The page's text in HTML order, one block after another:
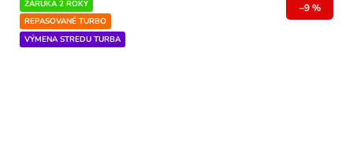
ZÁRUKA 2 ROKY
REPASOVANÉ TURBO
VÝMENA STREDU TURBA
–9 %